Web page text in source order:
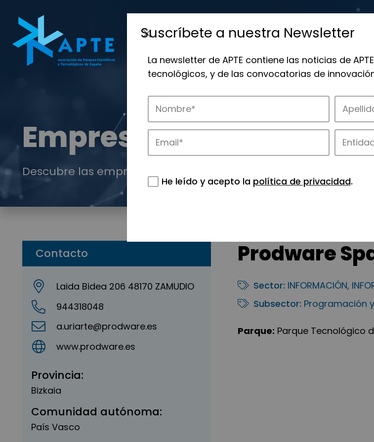
Empresas
Descubre las empresas que impulsan la innovación en los
Contacto
Laida Bidea 206 48170 ZAMUDIO
944318048
a.uriarte@prodware.es
www.prodware.es
Provincia:
Bizkaia
Comunidad autónoma:
País Vasco
Prodware
Sector: INFORMACIÓN,
Subsector: Programación
Parque: Parque Tecnológico
Suscríbete a nuestra Newsletter
La newsletter de APTE contiene las noticias de
tecnológicos, y de las convocatorias de
He leído y acepto la política de privacidad.